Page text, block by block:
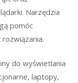
Narzędzia
pomóc
do wyświetlania
laptopy,